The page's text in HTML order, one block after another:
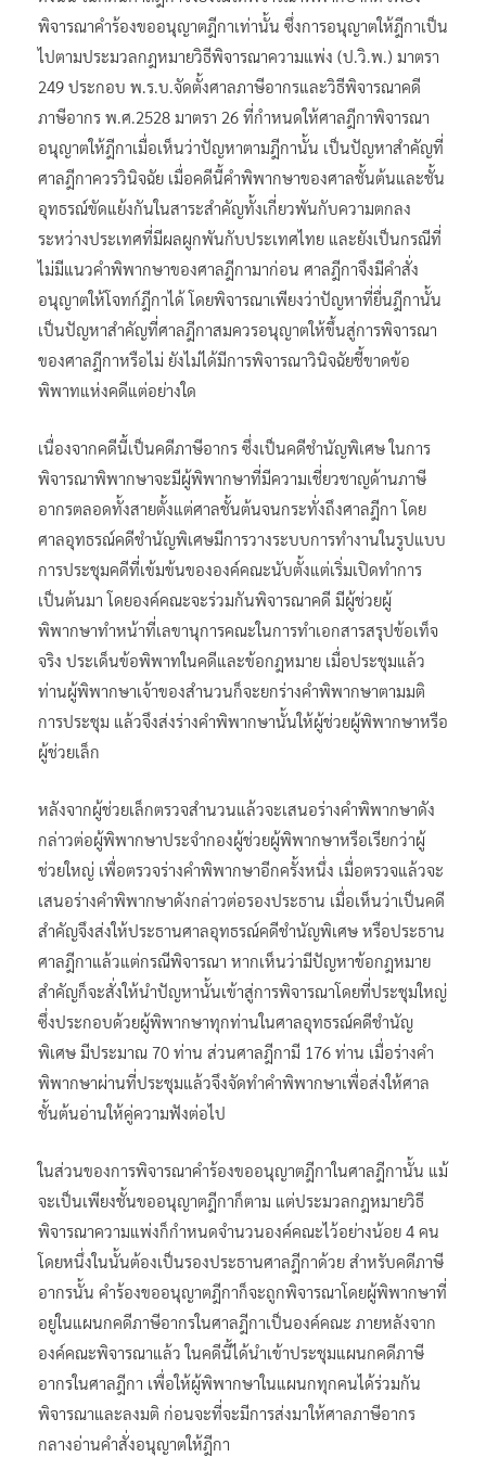
พิจารณาคำร้องขออนุญาตฎีกาเท่านั้น ซึ่งการอนุญาตให้ฎีกาเป็น
ไปตามประมวลกฎหมายวิธีพิจารณาความแพ่ง (ป.วิ.พ.) มาตรา
249 ประกอบ พ.ร.บ.จัดตั้งศาลภาษีอากรและวิธีพิจารณาคดี
ภาษีอากร พ.ศ.2528 มาตรา 26 ที่กำหนดให้ศาลฎีกาพิจารณา
อนุญาตให้ฎีกาเมื่อเห็นว่าปัญหาตามฎีกานั้น เป็นปัญหาสำคัญที่
ศาลฎีกาควรวินิจฉัย เมื่อคดีนี้คำพิพากษาของศาลชั้นต้นและชั้น
อุทธรณ์ขัดแย้งกันในสาระสำคัญทั้งเกี่ยวพันกับความตกลง
ระหว่างประเทศที่มีผลผูกพันกับประเทศไทย และยังเป็นกรณีที่
ไม่มีแนวคำพิพากษาของศาลฎีกามาก่อน ศาลฎีกาจึงมีคำสั่ง
อนุญาตให้โจทก์ฎีกาได้ โดยพิจารณาเพียงว่าปัญหาที่ยื่นฎีกานั้น
เป็นปัญหาสำคัญที่ศาลฎีกาสมควรอนุญาตให้ขึ้นสู่การพิจารณา
ของศาลฎีกาหรือไม่ ยังไม่ได้มีการพิจารณาวินิจฉัยชี้ขาดข้อ
พิพาทแห่งคดีแต่อย่างใด
เนื่องจากคดีนี้เป็นคดีภาษีอากร ซึ่งเป็นคดีชำนัญพิเศษ ในการ
พิจารณาพิพากษาจะมีผู้พิพากษาที่มีความเชี่ยวชาญด้านภาษี
อากรตลอดทั้งสายตั้งแต่ศาลชั้นต้นจนกระทั่งถึงศาลฎีกา โดย
ศาลอุทธรณ์คดีชำนัญพิเศษมีการวางระบบการทำงานในรูปแบบ
การประชุมคดีที่เข้มข้นขององค์คณะนับตั้งแต่เริ่มเปิดทำการ
เป็นต้นมา โดยองค์คณะจะร่วมกันพิจารณาคดี มีผู้ช่วยผู้
พิพากษาทำหน้าที่เลขานุการคณะในการทำเอกสารสรุปข้อเท็จ
จริง ประเด็นข้อพิพาทในคดีและข้อกฎหมาย เมื่อประชุมแล้ว
ท่านผู้พิพากษาเจ้าของสำนวนก็จะยกร่างคำพิพากษาตามมติ
การประชุม แล้วจึงส่งร่างคำพิพากษานั้นให้ผู้ช่วยผู้พิพากษาหรือ
ผู้ช่วยเล็ก
หลังจากผู้ช่วยเล็กตรวจสำนวนแล้วจะเสนอร่างคำพิพากษาดัง
กล่าวต่อผู้พิพากษาประจำกองผู้ช่วยผู้พิพากษาหรือเรียกว่าผู้
ช่วยใหญ่ เพื่อตรวจร่างคำพิพากษาอีกครั้งหนึ่ง เมื่อตรวจแล้วจะ
เสนอร่างคำพิพากษาดังกล่าวต่อรองประธาน เมื่อเห็นว่าเป็นคดี
สำคัญจึงส่งให้ประธานศาลอุทธรณ์คดีชำนัญพิเศษ หรือประธาน
ศาลฎีกาแล้วแต่กรณีพิจารณา หากเห็นว่ามีปัญหาข้อกฎหมาย
สำคัญก็จะสั่งให้นำปัญหานั้นเข้าสู่การพิจารณาโดยที่ประชุมใหญ่
ซึ่งประกอบด้วยผู้พิพากษาทุกท่านในศาลอุทธรณ์คดีชำนัญ
พิเศษ มีประมาณ 70 ท่าน ส่วนศาลฎีกามี 176 ท่าน เมื่อร่างคำ
พิพากษาผ่านที่ประชุมแล้วจึงจัดทำคำพิพากษาเพื่อส่งให้ศาล
ชั้นต้นอ่านให้คู่ความฟังต่อไป
ในส่วนของการพิจารณาคำร้องขออนุญาตฎีกาในศาลฎีกานั้น แม้
จะเป็นเพียงชั้นขออนุญาตฎีกาก็ตาม แต่ประมวลกฎหมายวิธี
พิจารณาความแพ่งก็กำหนดจำนวนองค์คณะไว้อย่างน้อย 4 คน
โดยหนึ่งในนั้นต้องเป็นรองประธานศาลฎีกาด้วย สำหรับคดีภาษี
อากรนั้น คำร้องขออนุญาตฎีกาก็จะถูกพิจารณาโดยผู้พิพากษาที่
อยู่ในแผนกคดีภาษีอากรในศาลฎีกาเป็นองค์คณะ ภายหลังจาก
องค์คณะพิจารณาแล้ว ในคดีนี้ได้นำเข้าประชุมแผนกคดีภาษี
อากรในศาลฎีกา เพื่อให้ผู้พิพากษาในแผนกทุกคนได้ร่วมกัน
พิจารณาและลงมติ ก่อนจะที่จะมีการส่งมาให้ศาลภาษีอากร
กลางอ่านคำสั่งอนุญาตให้ฎีกา